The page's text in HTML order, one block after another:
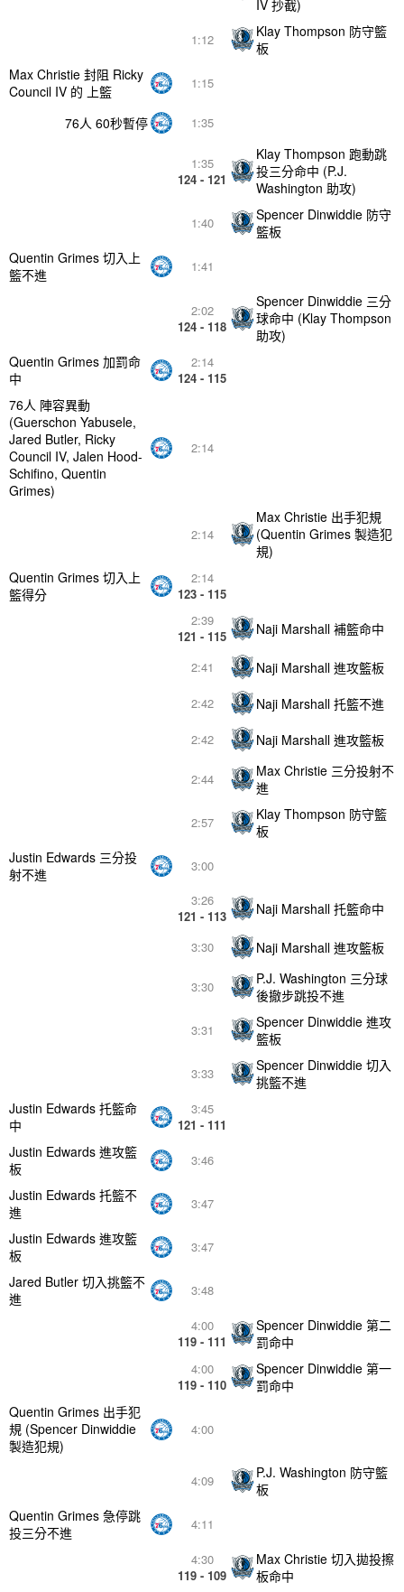
4:30
119 - 109
Max Christie 切入拋投擦
板命中
4:11
Quentin Grimes 急停跳
投三分不進
4:09
P.J. Washington 防守籃
板
4:00
Quentin Grimes 出手犯
規 (Spencer Dinwiddie
製造犯規)
4:00
119 - 110
Spencer Dinwiddie 第一
罰命中
4:00
119 - 111
Spencer Dinwiddie 第二
罰命中
3:48
Jared Butler 切入挑籃不
進
3:47
Justin Edwards 進攻籃
板
3:47
Justin Edwards 托籃不
進
3:46
Justin Edwards 進攻籃
板
3:45
121 - 111
Justin Edwards 托籃命
中
3:33
Spencer Dinwiddie 切入
挑籃不進
3:31
Spencer Dinwiddie 進攻
籃板
3:30
P.J. Washington 三分球
後撤步跳投不進
3:30 Naji Marshall 進攻籃板
3:26
121 - 113
Naji Marshall 托籃命中
3:00
Justin Edwards 三分投
射不進
2:57
Klay Thompson 防守籃
板
2:44
Max Christie 三分投射不
進
2:42 Naji Marshall 進攻籃板
2:42 Naji Marshall 托籃不進
2:41 Naji Marshall 進攻籃板
2:39
121 - 115
Naji Marshall 補籃命中
2:14
123 - 115
Quentin Grimes 切入上
籃得分
2:14
Max Christie 出手犯規
(Quentin Grimes 製造犯
規)
2:14
76人 陣容異動
(Guerschon Yabusele,
Jared Butler, Ricky
Council IV, Jalen Hood-
Schifino, Quentin
Grimes)
2:14
124 - 115
Quentin Grimes 加罰命
中
2:02
124 - 118
Spencer Dinwiddie 三分
球命中 (Klay Thompson
助攻)
1:41
Quentin Grimes 切入上
籃不進
1:40
Spencer Dinwiddie 防守
籃板
1:35
124 - 121
Klay Thompson 跑動跳
投三分命中 (P.J.
Washington 助攻)
1:35
76人 60秒暫停
1:15
Max Christie 封阻 Ricky
Council IV 的 上籃
1:12
Klay Thompson 防守籃
板
IV 抄截)